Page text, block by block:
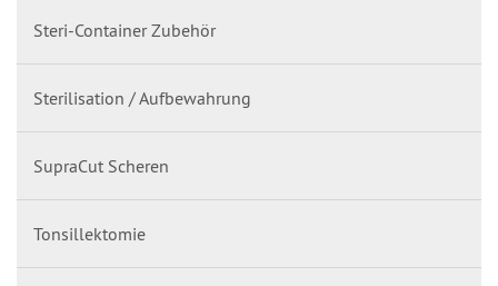
Steri-Container Zubehör
Sterilisation / Aufbewahrung
SupraCut Scheren
Tonsillektomie